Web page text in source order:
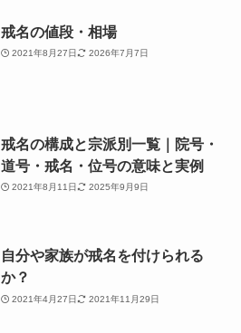
戒名の値段・相場
2021年8月27日 2026年7月7日
戒名の構成と宗派別一覧｜院号・
道号・戒名・位号の意味と実例
2021年8月11日 2025年9月9日
自分や家族が戒名を付けられる
か？
2021年4月27日 2021年11月29日